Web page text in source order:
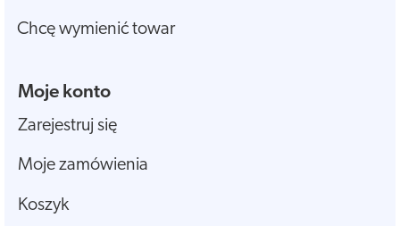
Chcę wymienić towar
Moje konto
Zarejestruj się
Moje zamówienia
Koszyk